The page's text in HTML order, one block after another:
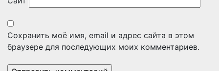
Сохранить моё имя, email и адрес сайта в этом
браузере для последующих моих комментариев.